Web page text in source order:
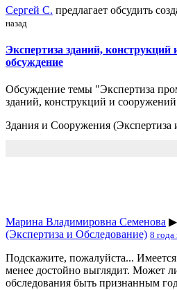
Сергей С. предлагает обсудить
назад
Экспертиза зданий, конструкций
обсуждение
Обсуждение темы "Экспертиза
зданий, конструкций и
Здания и Сооружения (Экспертиза
Марина Владимировна Семенова ▶
(Экспертиза и Обследование) 8 года
Подскажите, пожалуйста...
менее достойно выглядит. Может
обследования быть признанным